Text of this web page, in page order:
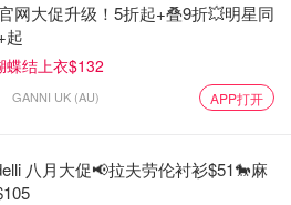
网大促升级！5折起+叠9折💥明星同
起
蝶结上衣$132
GANNI UK (AU) APP打开
八月大促📢拉夫劳伦衬衫$51🐎麻